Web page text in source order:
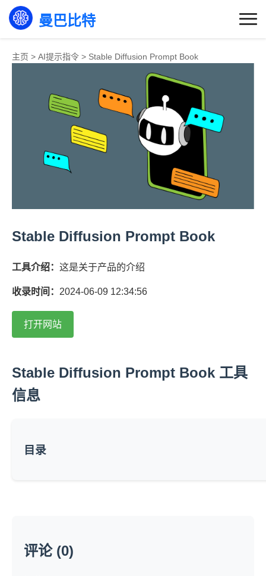
曼巴比特
主页 > AI提示指令 > Stable Diffusion Prompt Book
Stable Diffusion Prompt Book
工具介绍： 这是关于产品的介绍
收录时间： 2024-06-09 12:34:56
打开网站
Stable Diffusion Prompt Book 工具
信息
目录
评论 (0)